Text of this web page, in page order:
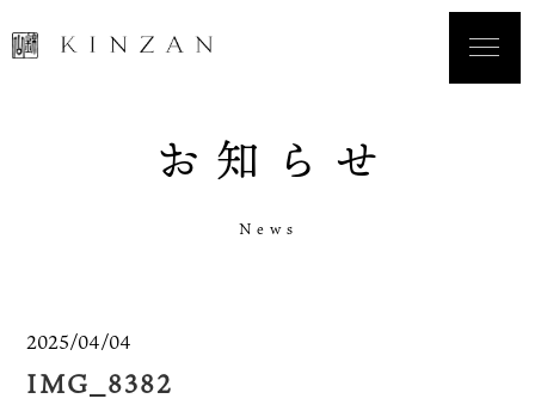
お 知 ら せ
N e w s
2025/04/04
IMG_8382